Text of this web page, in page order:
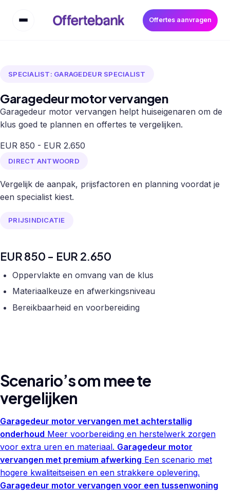
Offertes aanvragen
SPECIALIST: GARAGEDEUR SPECIALIST
Garagedeur motor vervangen
Garagedeur motor vervangen helpt huiseigenaren om de
klus goed te plannen en offertes te vergelijken.
EUR 850 - EUR 2.650
DIRECT ANTWOORD
Vergelijk de aanpak, prijsfactoren en planning voordat je
een specialist kiest.
PRIJSINDICATIE
EUR 850 - EUR 2.650
Oppervlakte en omvang van de klus
Materiaalkeuze en afwerkingsniveau
Bereikbaarheid en voorbereiding
Scenario’s om mee te
vergelijken
Garagedeur motor vervangen met achterstallig
onderhoud Meer voorbereiding en herstelwerk zorgen
voor extra uren en materiaal. Garagedeur motor
vervangen met premium afwerking Een scenario met
hogere kwaliteitseisen en een strakkere oplevering.
Garagedeur motor vervangen voor een tussenwoning